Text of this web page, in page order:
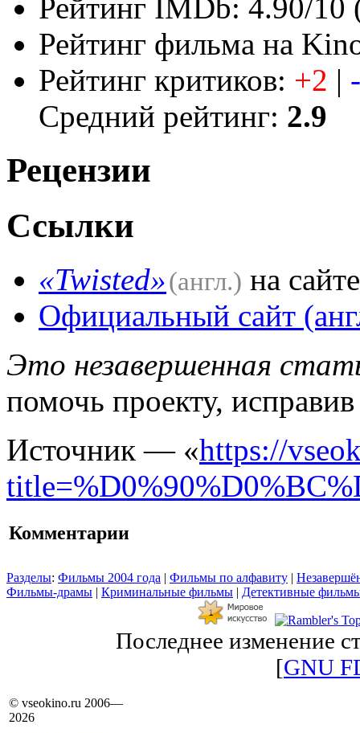
Рейтинг IMDb: 4.90/10
Рейтинг фильма на
Рейтинг критиков: +2 |
Средний рейтинг: 2.9
Рецензии
Ссылки
«Twisted»(англ.) на
Официальный сайт
Это незавершенная
помочь проекту,
Источник — «https://
Комментарии
Разделы: Фильмы 2004 года | Фильмы по алфавиту |
Фильмы-драмы | Криминальные фильмы | Детективные
Последнее изменение
[GNU
© vseokino.ru 2006—
2026